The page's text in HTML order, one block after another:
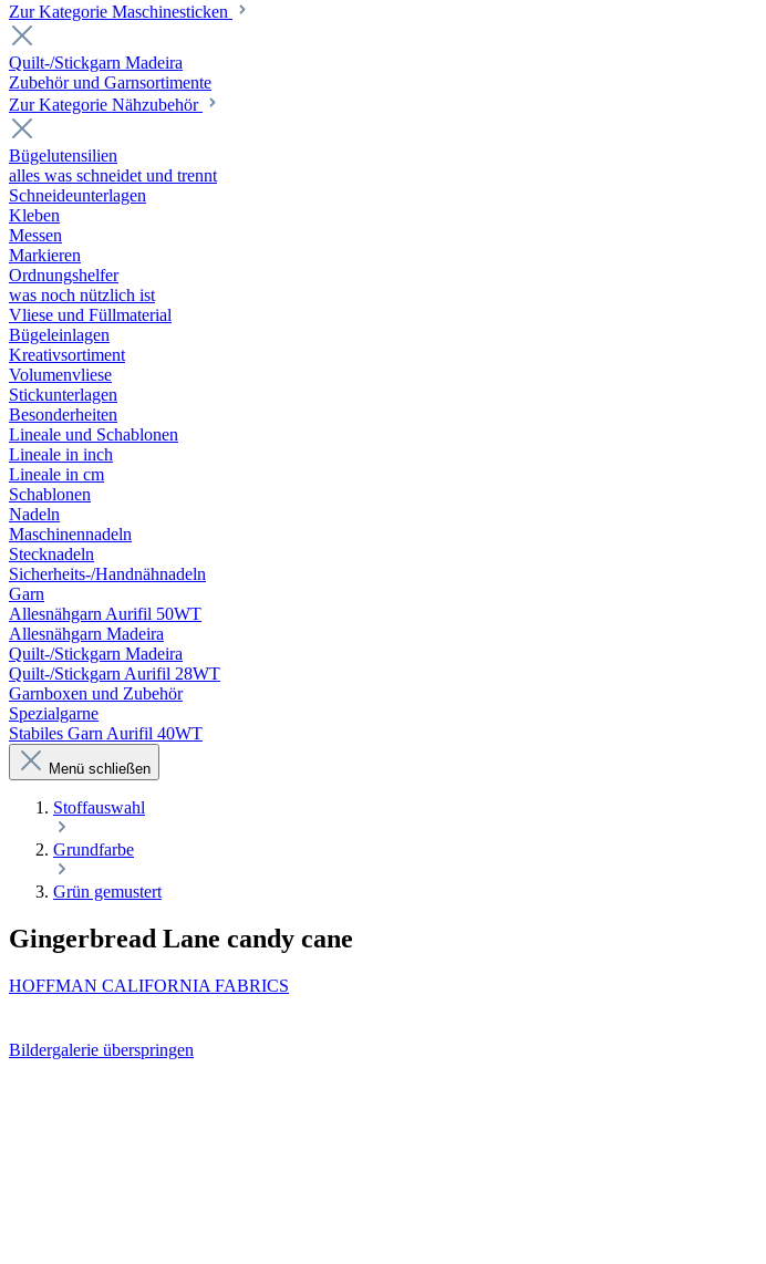
Zur Kategorie Maschinesticken
Quilt-/Stickgarn Madeira
Zubehör und Garnsortimente
Zur Kategorie Nähzubehör
Bügelutensilien
alles was schneidet und trennt
Schneideunterlagen
Kleben
Messen
Markieren
Ordnungshelfer
was noch nützlich ist
Vliese und Füllmaterial
Bügeleinlagen
Kreativsortiment
Volumenvliese
Stickunterlagen
Besonderheiten
Lineale und Schablonen
Lineale in inch
Lineale in cm
Schablonen
Nadeln
Maschinennadeln
Stecknadeln
Sicherheits-/Handnähnadeln
Garn
Allesnähgarn Aurifil 50WT
Allesnähgarn Madeira
Quilt-/Stickgarn Madeira
Quilt-/Stickgarn Aurifil 28WT
Garnboxen und Zubehör
Spezialgarne
Stabiles Garn Aurifil 40WT
Menü schließen
Stoffauswahl
Grundfarbe
Grün gemustert
Gingerbread Lane candy cane
HOFFMAN CALIFORNIA FABRICS
Bildergalerie überspringen